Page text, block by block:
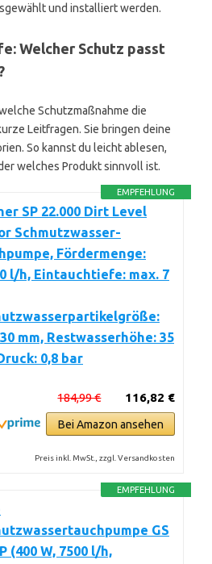
und installiert werden.
Welcher Schutz passt
Schutzmaßnahme die
Leitfragen. Sie bringen deine
So kannst du leicht ablesen,
welches Produkt sinnvoll ist.
EMPFEHLUNG
SP 22.000 Dirt Level
Schmutzwasser-
Fördermenge:
l/h, Eintauchtiefe: max. 7
mm, Restwasserhöhe: 35
0,8 bar
116,82 €
184,99 €
Bei Amazon ansehen
Preis inkl. MwSt., zzgl. Versandkosten
EMPFEHLUNG
GS
(400 W, 7500 l/h,